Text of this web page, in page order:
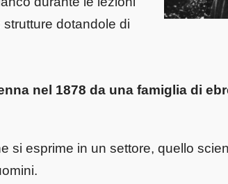
dotandole di
nel 1878 da una famiglia di
si esprime in un settore, quello